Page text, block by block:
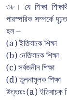
৩৮। যে শিক্ষা
পারস্পরিক সম্পর্কে
হল –
(a) ইতিবাচক শিক্ষা
(b) নেতিবাচক শিক্ষা
(c) সর্বজনীন শিক্ষা
(d) তুলনামূলক শিক্ষা
উত্তরঃ (a) ইতিবাচক